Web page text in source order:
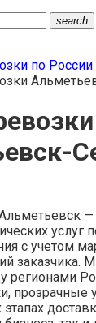
search
по России
услуг
с учетом
заказчика.
регионами
прозрачные